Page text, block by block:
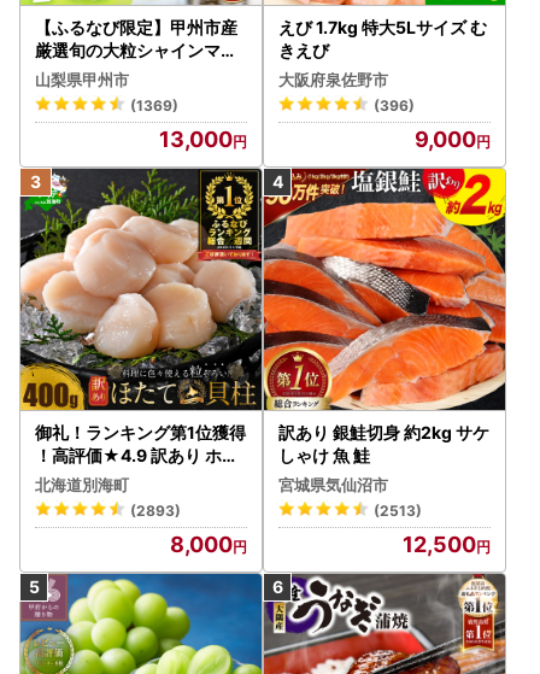
【ふるなび限定】甲州市産
厳選旬の大粒シャインマス
カット 約1.3kg 2～3房【2
026年発送】（MG）B12-
472 FN-Limited-VO シャ
インマスカット フルーツ
山梨県甲州市
(1369)
13,000
えび 1.7kg 特大5Lサイズ む
きえび
大阪府泉佐野市
(396)
9,000
御礼！ランキング第1位獲得
！高評価★4.9 訳あり ホタ
テ 400g（ほたて 帆立 貝柱
冷凍 ）
北海道別海町
(2893)
8,000
訳あり 銀鮭切身 約2kg サケ
しゃけ 魚 鮭
宮城県気仙沼市
(2513)
12,500